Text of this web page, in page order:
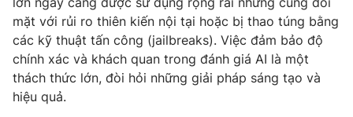
Chất lượng cuộc sống
Học trực tuyến
Công nghệ
Hitech Công nghệ tương lai
Sản phẩm
Thị trường
Giao lưu trực tuyến
Lịch phát sóng
mặt với rủi ro thiên kiến nội tại hoặc bị thao túng bằng
các kỹ thuật tấn công (jailbreaks). Việc đảm bảo độ
chính xác và khách quan trong đánh giá AI là một
thách thức lớn, đòi hỏi những giải pháp sáng tạo và
hiệu quả.